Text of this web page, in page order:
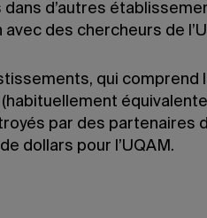
d’autres
des chercheurs de
qui comprend
par des partenaires
dollars pour l’UQAM.